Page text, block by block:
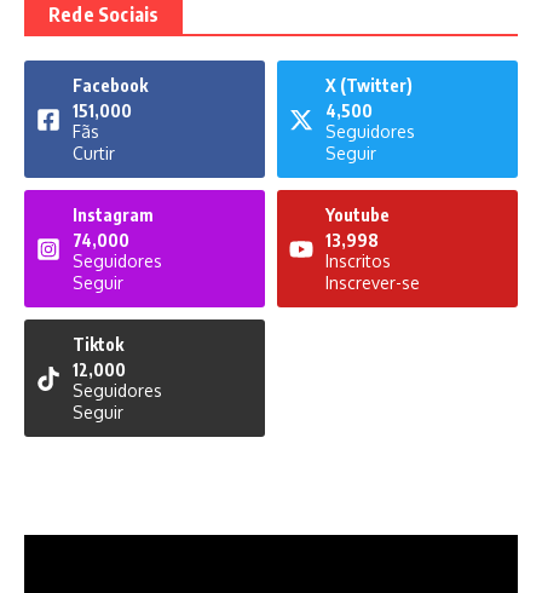
Rede Sociais
Facebook
151,000
Fãs
Curtir
X (Twitter)
4,500
Seguidores
Seguir
Instagram
74,000
Seguidores
Seguir
Youtube
13,998
Inscritos
Inscrever-se
Tiktok
12,000
Seguidores
Seguir